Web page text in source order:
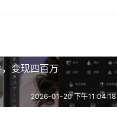
变现四百万
2026-01-20 下午11:04:18